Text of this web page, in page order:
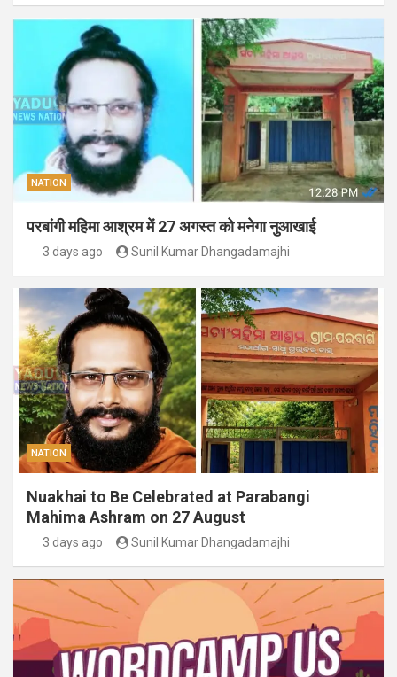
NATION
परबांगी महिमा आश्रम में 27 अगस्त को मनेगा नुआखाई
3 days ago Sunil Kumar Dhangadamajhi
NATION
Nuakhai to Be Celebrated at Parabangi
Mahima Ashram on 27 August
3 days ago Sunil Kumar Dhangadamajhi